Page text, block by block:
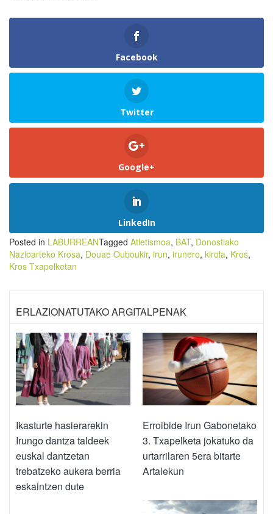
Facebook
Twitter
Google+
LinkedIn
Posted in LABURREANTagged Atletismoa, BAT, Donostiako
Nazioarteko Krosa, Douae Ouboukir, irun, irunero, kirola, Kros,
Kros Txapelketan
ERLAZIONATUTAKO ARGITALPENAK
Ikasturte hasierarekin
Irungo dantza taldeek
euskal dantzetan
trebatzeko aukera berria
eskaintzen dute
Erroibide Irun Gabonetako
3. Txapelketa jokatuko da
urtarrilaren 5era bitarte
Artalekun